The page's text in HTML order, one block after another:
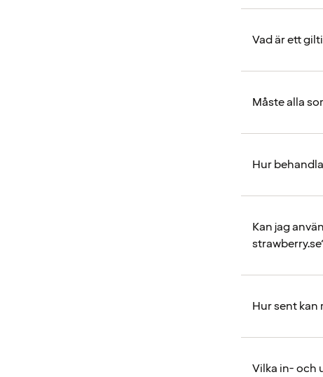
Vad är ett
Måste alla
Hur
Kan jag
Hur sent kan
Vilka in- och